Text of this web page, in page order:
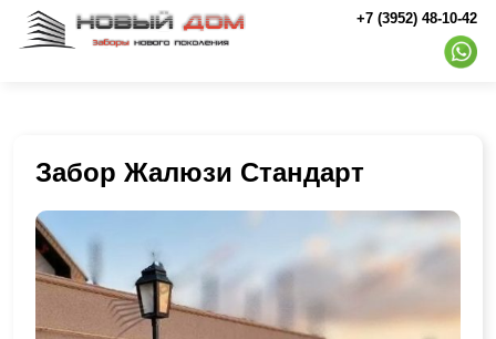
+7 (3952) 48-10-42
Забор Жалюзи Стандарт